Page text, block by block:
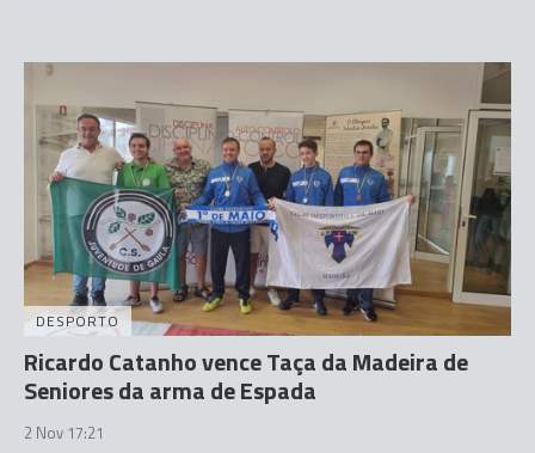
DESPORTO
Ricardo Catanho vence Taça da Madeira de
Seniores da arma de Espada
2 Nov 17:21